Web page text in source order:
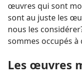
œuvres qui sont
sont au juste les
nous les
sommes occupés
Les œuvres